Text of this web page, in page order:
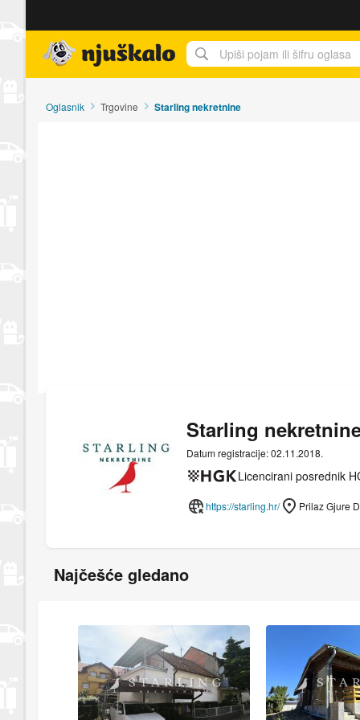
Oglasnik Trgovine Starling nekretnine
Starling
Datum registracije: 02.11.2018.
Licencirani posrednik
https://starling.hr/ Prilaz Gjure
Najčešće gledano